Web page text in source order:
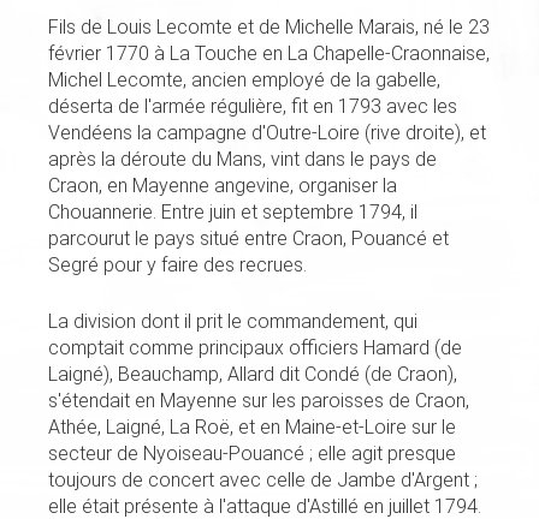
Fils de Louis Lecomte et de Michelle Marais, né le 23
février 1770 à La Touche en La Chapelle-Craonnaise,
Michel Lecomte, ancien employé de la gabelle,
déserta de l'armée régulière, fit en 1793 avec les
Vendéens la campagne d'Outre-Loire (rive droite), et
après la déroute du Mans, vint dans le pays de
Craon, en Mayenne angevine, organiser la
Chouannerie. Entre juin et septembre 1794, il
parcourut le pays situé entre Craon, Pouancé et
Segré pour y faire des recrues.
La division dont il prit le commandement, qui
comptait comme principaux officiers Hamard (de
Laigné), Beauchamp, Allard dit Condé (de Craon),
s'étendait en Mayenne sur les paroisses de Craon,
Athée, Laigné, La Roë, et en Maine-et-Loire sur le
secteur de Nyoiseau-Pouancé ; elle agit presque
toujours de concert avec celle de Jambe d'Argent ;
elle était présente à l'attaque d'Astillé en juillet 1794.